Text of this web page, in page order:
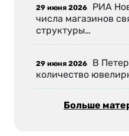
29 июня 2026 РИА
числа магазинов
структуры…
29 июня 2026 В
количество
Больше